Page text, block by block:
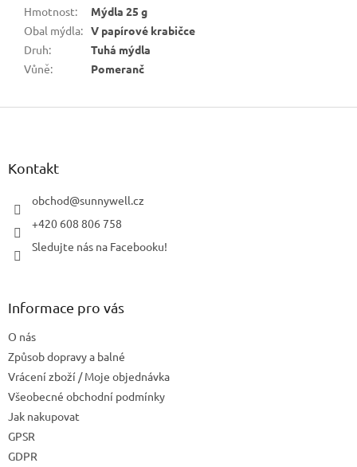
Hmotnost:
Mýdla 25 g
Obal mýdla: V papírové krabičce
Druh:
Tuhá mýdla
Vůně: Pomeranč
Z
Kontakt
obchod@sunnywell.cz
+420 608 806 758
Sledujte nás na Facebooku!
Informace pro vás
O nás
Způsob dopravy a balné
Vrácení zboží / Moje objednávka
Všeobecné obchodní podmínky
Jak nakupovat
GPSR
GDPR